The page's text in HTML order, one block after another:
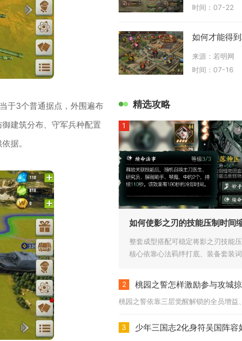
于3个普通据点，外围遍布
建筑分布、守军兵种配置
据。
时间：07-22
如何才能得
来源：若明网
时间：07-16
精选攻略
1
如何使影之刃的技能压制时间
整套成型搭配可稳定将影之刃技能
核心依靠心法羁绊打底、装备套装
2 桃园之誓怎样激励参与攻城
3